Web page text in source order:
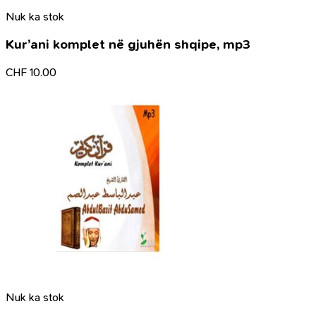
Nuk ka stok
Kur’ani komplet në gjuhën shqipe, mp3
CHF 10.00
Nuk ka stok